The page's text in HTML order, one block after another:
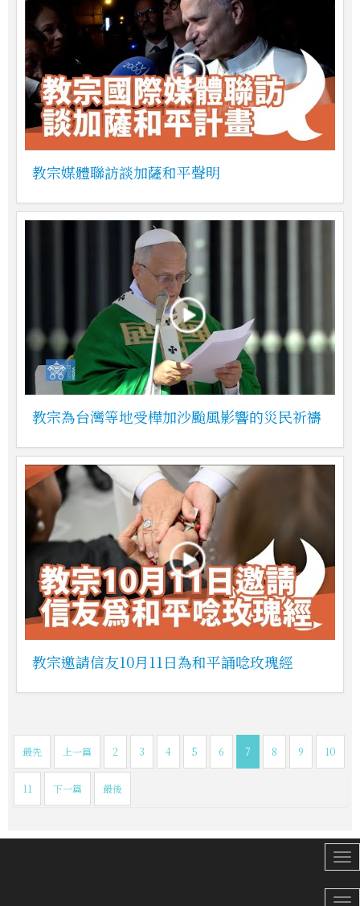
教宗媒體聯訪談加薩和平聲明
教宗為台灣等地受樺加沙颱風影響的災民祈禱
教宗邀請信友10月11日為和平誦唸玫瑰經
最先 上一篇 2 3 4 5 6 7 8 9 10
11 下一篇 最後